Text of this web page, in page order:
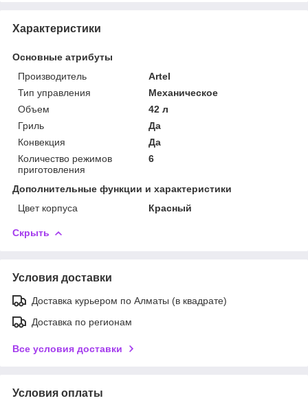
Характеристики
Основные атрибуты
Производитель
Artel
Тип управления
Механическое
Объем
42 л
Гриль
Да
Конвекция
Да
Количество режимов
приготовления
6
Дополнительные функции и характеристики
Цвет корпуса
Красный
Скрыть
Условия доставки
Доставка курьером по Алматы (в квадрате)
Доставка по регионам
Все условия доставки
Условия оплаты